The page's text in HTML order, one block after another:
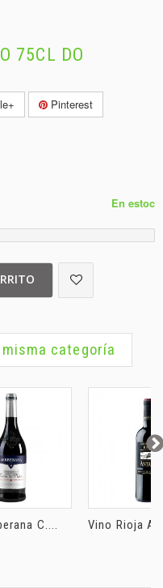
75CL DO
Pinterest
En estoc
categoría
C.... Vino Rioja